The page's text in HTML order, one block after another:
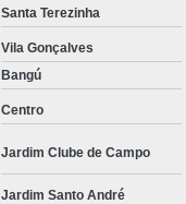
Santa Terezinha
Vila Gonçalves
Bangú
Centro
Jardim Clube de Campo
Jardim Santo André